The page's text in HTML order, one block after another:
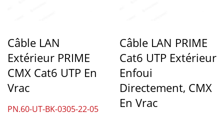
Câble LAN
Extérieur PRIME
CMX Cat6 UTP En
Vrac
PN.60-UT-BK-0305-22-05
Câble LAN PRIME
Cat6 UTP Extérieur
Enfoui
Directement, CMX
En Vrac